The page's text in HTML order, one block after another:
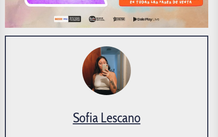
Sofia Lescano